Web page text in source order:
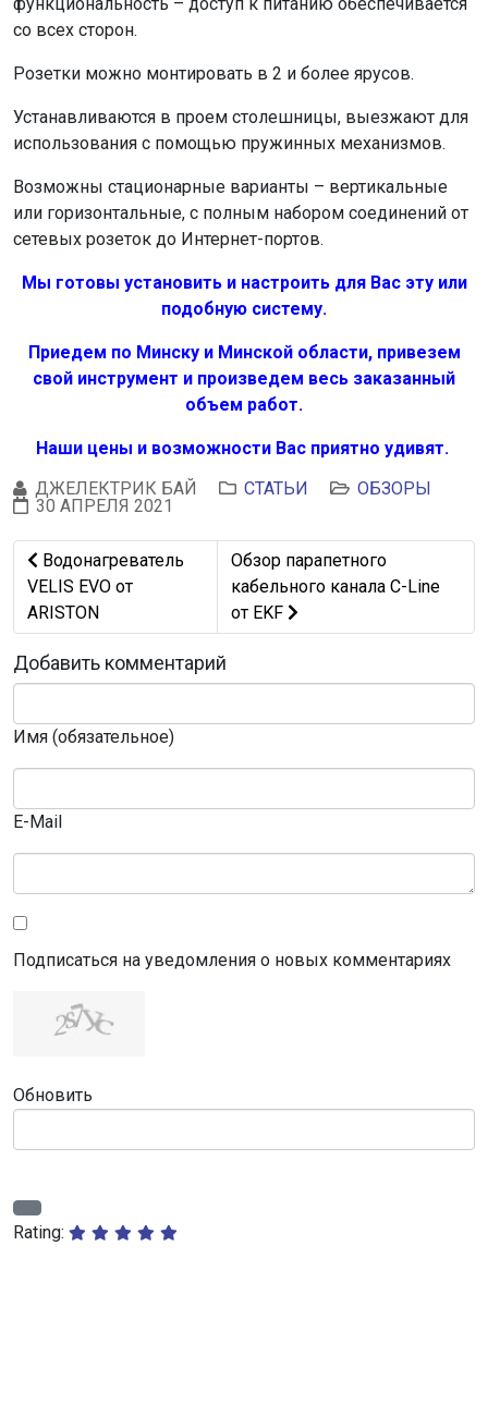
со всех сторон.
Розетки можно монтировать в 2 и более ярусов.
Устанавливаются в проем столешницы, выезжают для
использования с помощью пружинных механизмов.
Возможны стационарные варианты – вертикальные
или горизонтальные, с полным набором соединений от
сетевых розеток до Интернет-портов.
Мы готовы установить и настроить для Вас эту или
подобную систему.
Приедем по Минску и Минской области, привезем
свой инструмент и произведем весь заказанный
объем работ.
Наши цены и возможности Вас приятно удивят.
ДЖЕЛЕКТРИК БАЙ
СТАТЬИ
ОБЗОРЫ
30 АПРЕЛЯ 2021
Предыдущий: Водонагреватель VELIS EVO от ARISTON
Водонагреватель
VELIS EVO от
ARISTON
Следующий: Обзор
Обзор парапетного
кабельного канала C-Line
от EKF
Добавить комментарий
Имя (обязательное)
E-Mail
Подписаться на уведомления о новых комментариях
Обновить
Rating: